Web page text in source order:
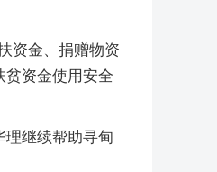
资金、捐赠物资
贫资金使用安全
理继续帮助寻甸